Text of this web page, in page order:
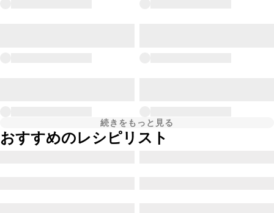
続きをもっと見る
おすすめのレシピリスト